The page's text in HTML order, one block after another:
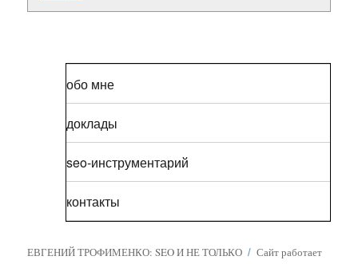
обо мне
доклады
seo-инструментарий
контакты
ЕВГЕНИЙ ТРОФИМЕНКО: SEO И НЕ ТОЛЬКО
Сайт работает